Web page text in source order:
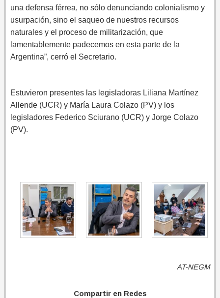
una defensa férrea, no sólo denunciando colonialismo y
usurpación, sino el saqueo de nuestros recursos
naturales y el proceso de militarización, que
lamentablemente padecemos en esta parte de la
Argentina”, cerró el Secretario.
Estuvieron presentes las legisladoras Liliana Martínez
Allende (UCR) y María Laura Colazo (PV) y los
legisladores Federico Sciurano (UCR) y Jorge Colazo
(PV).
AT-NEGM
Compartir en Redes